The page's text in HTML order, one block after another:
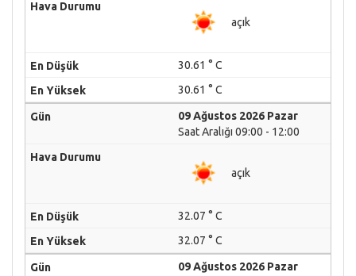
açık
30.61 ° C
30.61 ° C
09 Ağustos 2026 Pazar
Saat Aralığı 09:00 - 12:00
açık
32.07 ° C
32.07 ° C
09 Ağustos 2026 Pazar